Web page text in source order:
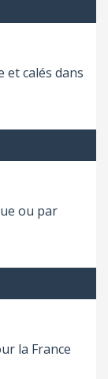
et calés dans
ou par
la France